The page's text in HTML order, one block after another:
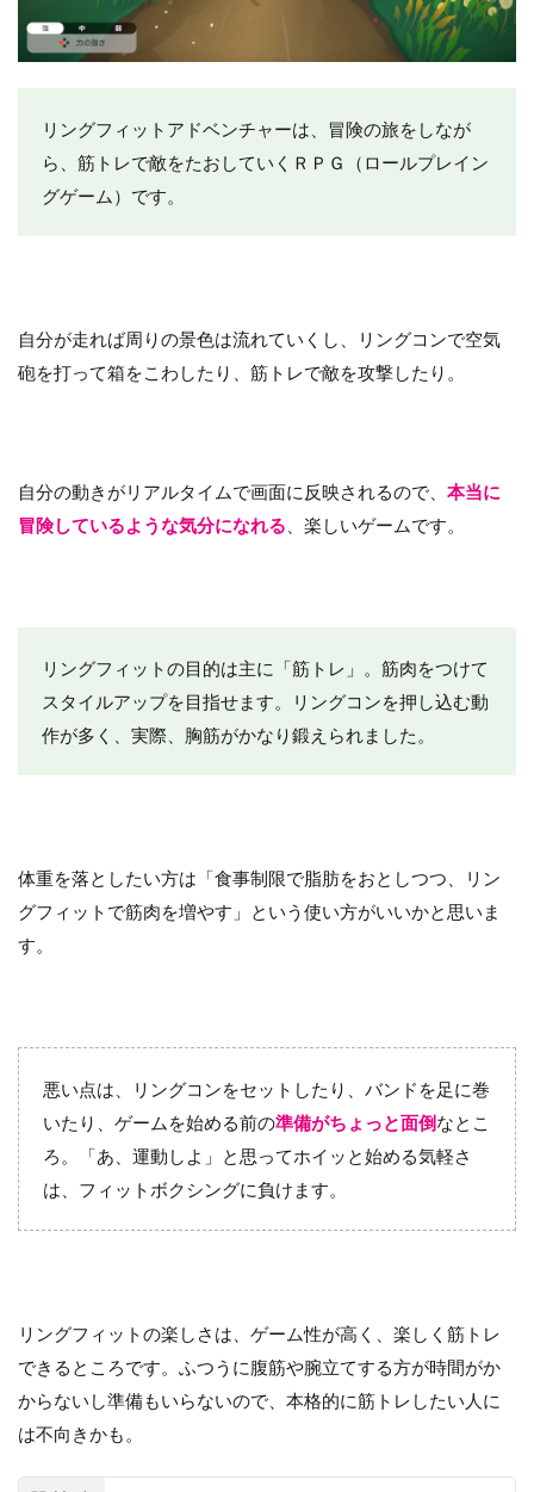
リングフィットアドベンチャーは、冒険の旅をしなが
ら、筋トレで敵をたおしていくＲＰＧ（ロールプレイン
グゲーム）です。
自分が走れば周りの景色は流れていくし、リングコンで空気
砲を打って箱をこわしたり、筋トレで敵を攻撃したり。
自分の動きがリアルタイムで画面に反映されるので、 本当に
冒険しているような気分になれる 、楽しいゲームです。
リングフィットの目的は主に「筋トレ」。筋肉をつけて
スタイルアップを目指せます。リングコンを押し込む動
作が多く、実際、胸筋がかなり鍛えられました。
体重を落としたい方は「食事制限で脂肪をおとしつつ、リン
グフィットで筋肉を増やす」という使い方がいいかと思いま
す。
悪い点は、リングコンをセットしたり、バンドを足に巻
いたり、ゲームを始める前の準備がちょっと面倒なとこ
ろ。「あ、運動しよ」と思ってホイッと始める気軽さ
は、フィットボクシングに負けます。
リングフィットの楽しさは、ゲーム性が高く、楽しく筋トレ
できるところです。ふつうに腹筋や腕立てする方が時間がか
からないし準備もいらないので、本格的に筋トレしたい人に
は不向きかも。